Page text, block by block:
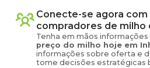
Conecte-se agora
compradores de milho
Tenha em mãos
preço do milho hoje em
informações sobre oferta e
tome decisões estratégicas